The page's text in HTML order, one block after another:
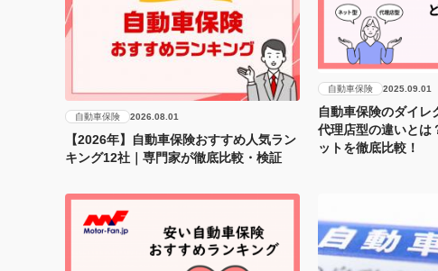
自動車保険 2026.08.01
【2026年】自動車保険おすすめ人気ラン
キング12社｜専門家が徹底比較・検証
自動車保険 2025.09.01
自動車保険のダイレ
代理店型の違いとは
ットを徹底比較！